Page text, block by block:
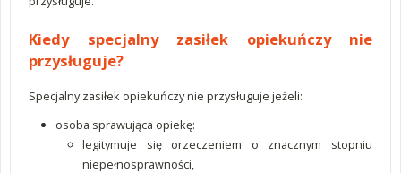
Kiedy specjalny zasiłek opiekuńczy nie
przysługuje?
Specjalny zasiłek opiekuńczy nie przysługuje jeżeli:
osoba sprawująca opiekę:
legitymuje się orzeczeniem o znacznym stopniu
niepełnosprawności,